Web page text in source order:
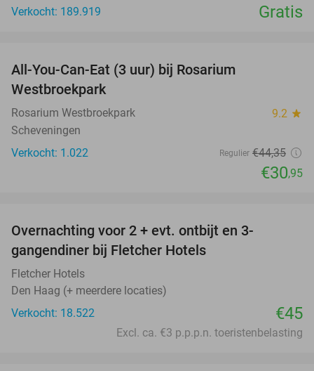
Verkocht: 189.919 Gratis
All-You-Can-Eat (3 uur) bij Rosarium
Westbroekpark
Rosarium Westbroekpark 9.2 star
Scheveningen
Verkocht: 1.022
Regulier €44,35
€30,95
Overnachting voor 2 + evt. ontbijt en 3-
gangendiner bij Fletcher Hotels
Fletcher Hotels
Den Haag (+ meerdere locaties)
Verkocht: 18.522
€45
Excl. ca. €3 p.p.p.n. toeristenbelasting